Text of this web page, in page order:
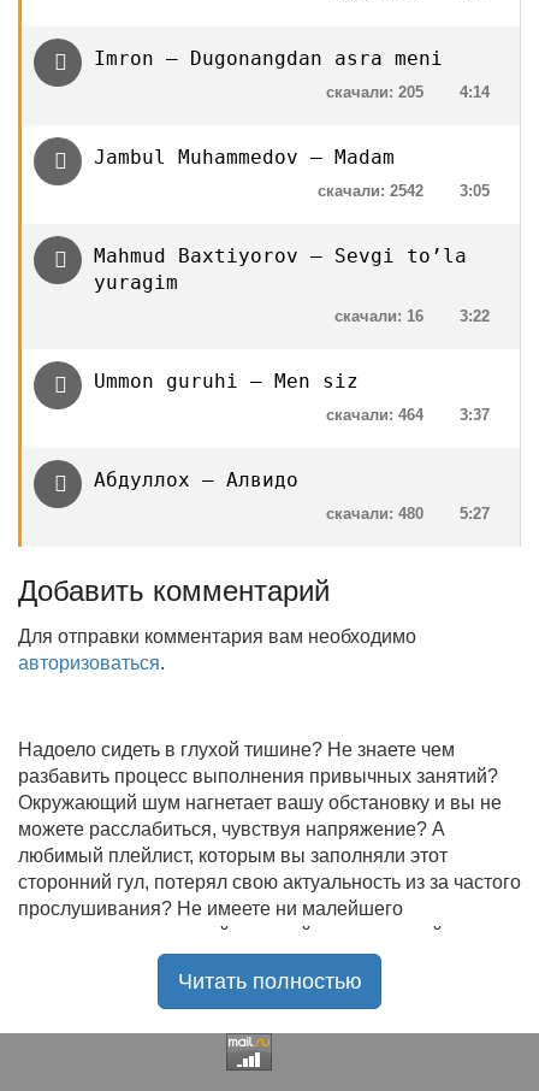
Imron — Dugonangdan asra meni
4:14
скачали: 205
Jambul Muhammedov — Madam
3:05
скачали: 2542
Mahmud Baxtiyorov — Sevgi to’la
yuragim
3:22
скачали: 16
Ummon guruhi — Men siz
3:37
скачали: 464
Абдуллох — Алвидо
5:27
скачали: 480
Добавить комментарий
Для отправки комментария вам необходимо
авторизоваться.
Надоело сидеть в глухой тишине? Не знаете чем
разбавить процесс выполнения привычных занятий?
Окружающий шум нагнетает вашу обстановку и вы не
можете расслабиться, чувствуя напряжение? А
любимый плейлист, которым вы заполняли этот
сторонний гул, потерял свою актуальность из за частого
прослушивания? Не имеете ни малейшего
представления, где найти новый качественный контент
на замену старому? В таком случае вы обратились по
радостью приветствует своих старых и новых
Читать полностью